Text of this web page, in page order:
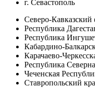
г. Севастополь
Северо-
Республика
Республика
Кабардино-
Карачаево-
Республика
Чеченская
Ставропольский